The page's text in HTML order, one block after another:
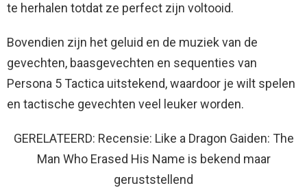
te herhalen totdat ze perfect zijn voltooid.
Bovendien zijn het geluid en de muziek van de
gevechten, baasgevechten en sequenties van
Persona 5 Tactica uitstekend, waardoor je wilt spelen
en tactische gevechten veel leuker worden.
GERELATEERD: Recensie: Like a Dragon Gaiden: The
Man Who Erased His Name is bekend maar
geruststellend